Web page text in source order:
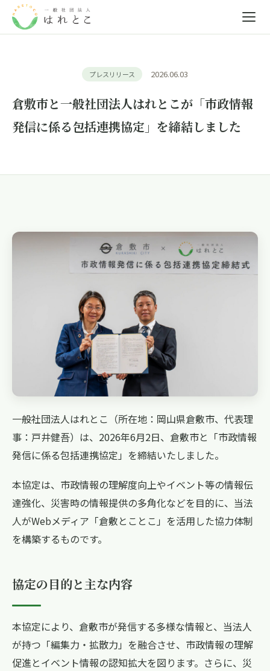
プレスリリース 2026.06.03
倉敷市と一般社団法人はれとこが「市政情報
発信に係る包括連携協定」を締結しました
一般社団法人はれとこ（所在地：岡山県倉敷市、代表理
事：戸井健吾）は、2026年6月2日、倉敷市と「市政情報
発信に係る包括連携協定」を締結いたしました。
本協定は、市政情報の理解度向上やイベント等の情報伝
達強化、災害時の情報提供の多角化などを目的に、当法
人がWebメディア「倉敷とことこ」を活用した協力体制
を構築するものです。
協定の目的と主な内容
本協定により、倉敷市が発信する多様な情報と、当法人
が持つ「編集力・拡散力」を融合させ、市政情報の理解
促進とイベント情報の認知拡大を図ります。さらに、災